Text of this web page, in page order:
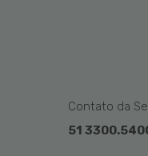
Contato da
51